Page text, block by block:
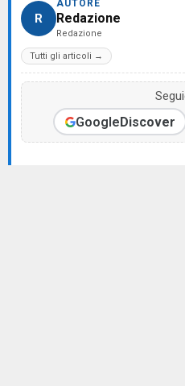
R
AUTORE
Redazione
Redazione
Tutti gli articoli →
GoogleDiscover